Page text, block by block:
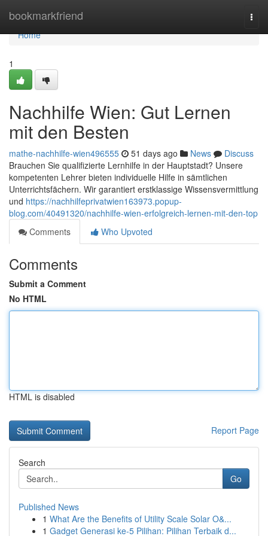
bookmarkfriend
Home
Home
1
Nachhilfe Wien: Gut Lernen
mit den Besten
mathe-nachhilfe-wien496555 51 days ago News
Discuss
Brauchen Sie qualifizierte Lernhilfe in der Hauptstadt? Unsere
kompetenten Lehrer bieten individuelle Hilfe in sämtlichen
Unterrichtsfächern. Wir garantiert erstklassige Wissensvermittlung
und https://nachhilfeprivatwien163973.popup-
blog.com/40491320/nachhilfe-wien-erfolgreich-lernen-mit-den-top
Comments
Who Upvoted
Comments
Submit a Comment
No HTML
HTML is disabled
Report Page
Search
Go
Published News
1 What Are the Benefits of Utility Scale Solar O&...
1 Gadget Generasi ke-5 Pilihan: Pilihan Terbaik d...